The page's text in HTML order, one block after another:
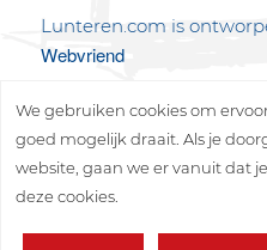
Lunteren.com is
Webvriend
We gebruiken cookies om
goed mogelijk draait. Als je
website, gaan we er vanuit dat
deze cookies.